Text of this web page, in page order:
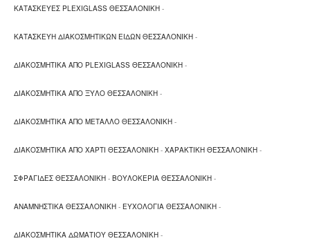
ΚΑΤΑΣΚΕΥΕΣ PLEXIGLASS ΘΕΣΣΑΛΟΝΙΚΗ -
ΚΑΤΑΣΚΕΥΗ ΔΙΑΚΟΣΜΗΤΙΚΩΝ ΕΙΔΩΝ ΘΕΣΣΑΛΟΝΙΚΗ -
ΔΙΑΚΟΣΜΗΤΙΚΑ ΑΠΟ PLEXIGLASS ΘΕΣΣΑΛΟΝΙΚΗ -
ΔΙΑΚΟΣΜΗΤΙΚΑ ΑΠΟ ΞΥΛΟ ΘΕΣΣΑΛΟΝΙΚΗ -
ΔΙΑΚΟΣΜΗΤΙΚΑ ΑΠΟ ΜΕΤΑΛΛΟ ΘΕΣΣΑΛΟΝΙΚΗ -
ΔΙΑΚΟΣΜΗΤΙΚΑ ΑΠΟ ΧΑΡΤΙ ΘΕΣΣΑΛΟΝΙΚΗ - ΧΑΡΑΚΤΙΚΗ ΘΕΣΣΑΛΟΝΙΚΗ -
ΣΦΡΑΓΙΔΕΣ ΘΕΣΣΑΛΟΝΙΚΗ - ΒΟΥΛΟΚΕΡΙΑ ΘΕΣΣΑΛΟΝΙΚΗ -
ΑΝΑΜΝΗΣΤΙΚΑ ΘΕΣΣΑΛΟΝΙΚΗ - ΕΥΧΟΛΟΓΙΑ ΘΕΣΣΑΛΟΝΙΚΗ -
ΔΙΑΚΟΣΜΗΤΙΚΑ ΔΩΜΑΤΙΟΥ ΘΕΣΣΑΛΟΝΙΚΗ -